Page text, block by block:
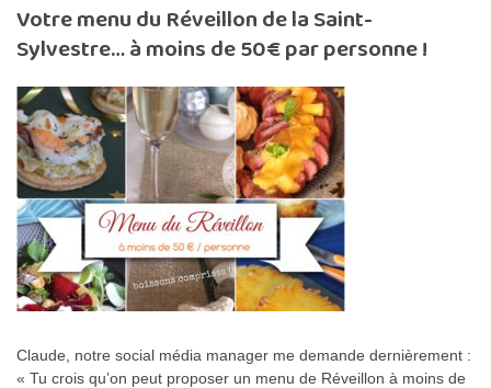
Votre menu du Réveillon de la Saint-
Sylvestre… à moins de 50€ par personne !
Claude, notre social média manager me demande dernièrement :
« Tu crois qu’on peut proposer un menu de Réveillon à moins de